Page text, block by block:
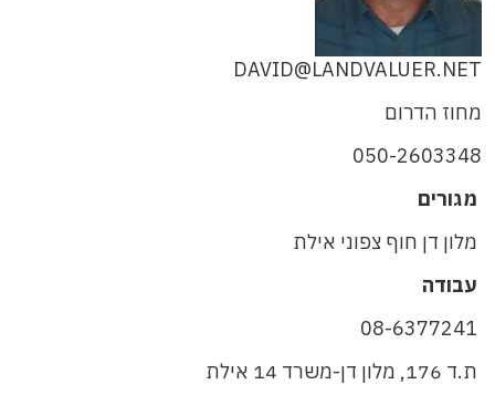
DAVID@LANDVALUER.NET
מחוז הדרום
050-2603348
מגורים
מלון דן חוף צפוני אילת
עבודה
08-6377241
ת.ד 176, מלון דן-משרד 14 אילת